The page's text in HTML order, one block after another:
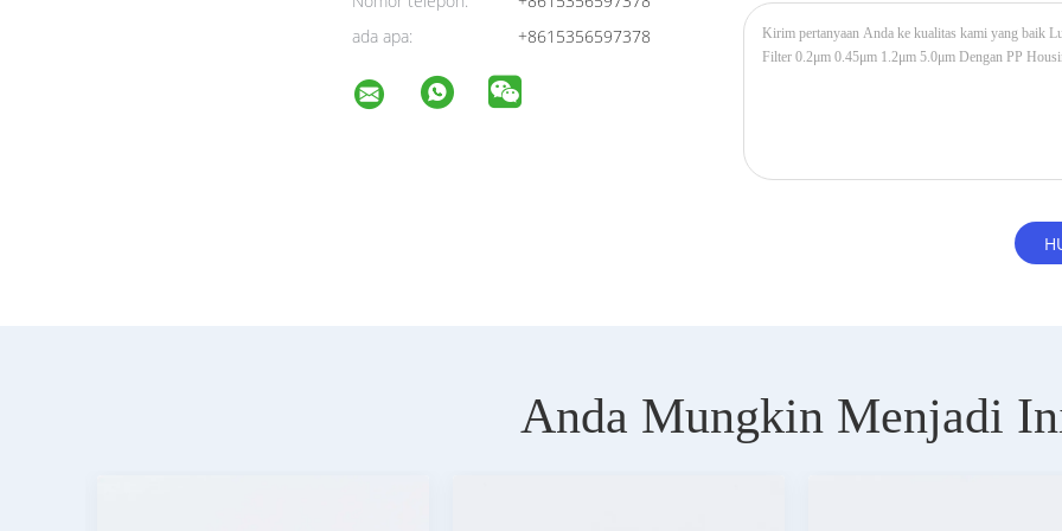
ada apa:
+8615356597378
Anda Mungkin Menjadi